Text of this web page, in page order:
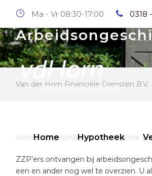
Ma - Vr 08:30-17:00 0318
Home Hypotheek
Van der Horn Financiële Diensten B.V.
Arbeidsongeschiktheid heeft grote
ZZP’ers ontvangen bij
een en ander nog wel te overzien. U